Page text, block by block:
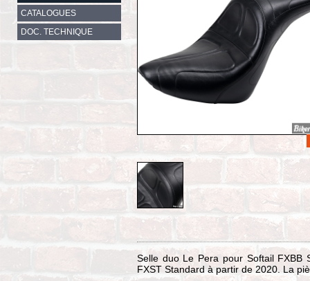
CATALOGUES
DOC. TECHNIQUE
Selle duo Le Pera pour Softail FXBB
FXST Standard à partir de 2020. La